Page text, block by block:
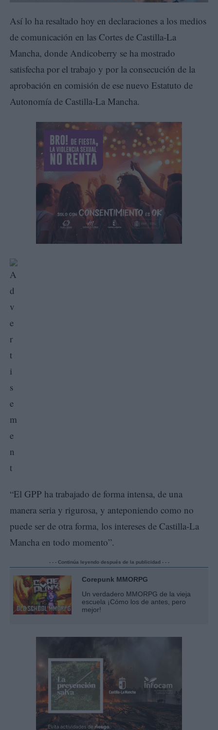
Así lo ha resaltado hoy en declaraciones a los medios
de comunicación en las Cortes de Castilla-La
Mancha, donde Andicoberry se ha mostrado
satisfecha por el trabajo y por la consecución de la
aprobación en comisión de ese nuevo Estatuto de
Autonomía de Castilla-La Mancha.
“El GPP ha trabajado de forma intensa, de una
manera seria y rigurosa, y anteponiendo como no
puede ser de otra forma, los intereses de Castilla-La
Mancha en todo momento”.
- - - Continúa leyendo después de la publicidad - - -
Corepunk MMORPG
Un verdadero MMORPG de la vieja
escuela ¡Cómo los de antes, pero
mejor!